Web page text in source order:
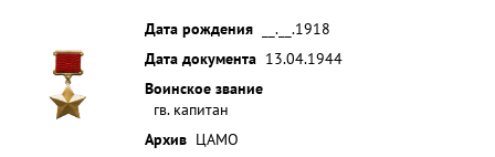
Дата рождения
__.__.1918
Дата документа 13.04.1944
Воинское звание
гв. капитан
Архив ЦАМО